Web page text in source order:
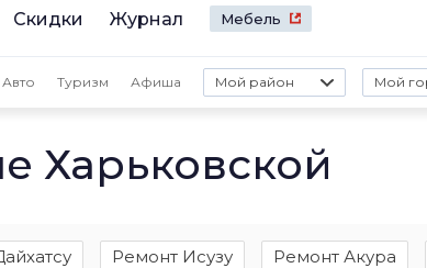
Скидки Журнал Мебель
Авто Туризм Афиша Мой район Мой
Харьковской
Ремонт Исузу Ремонт Акура